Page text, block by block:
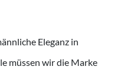
Eleganz in
müssen wir die Marke